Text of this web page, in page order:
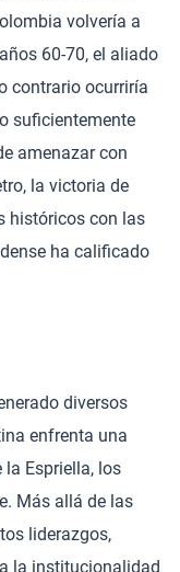
volvería a
60-70, el aliado
contrario ocurriría
suficientemente
amenazar con
la victoria de
históricos con las
ha calificado
diversos
enfrenta una
la Espriella, los
Más allá de las
liderazgos,
la institucionalidad